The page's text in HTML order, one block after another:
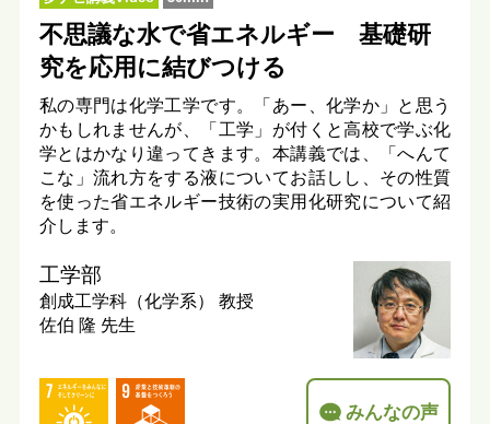
不思議な水で省エネルギー 基礎研
究を応用に結びつける
私の専門は化学工学です。「あー、化学か」と思う
かもしれませんが、「工学」が付くと高校で学ぶ化
学とはかなり違ってきます。本講義では、「へんて
こな」流れ方をする液についてお話しし、その性質
を使った省エネルギー技術の実用化研究について紹
介します。
工学部
創成工学科（化学系） 教授
佐伯 隆 先生
みんなの声